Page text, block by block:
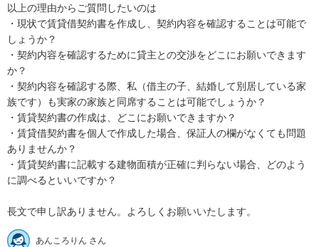
以上の理由からご質問したいのは
・現状で賃貸借契約書を作成し、契約内容を確認することは可能で
しょうか？
・契約内容を確認するために貸主との交渉をどこにお願いできます
か？
・契約内容を確認する際、私（借主の子、結婚して別居している家
族です）も実家の家族と同席することは可能でしょうか？
・賃貸契約書の作成は、どこにお願いできますか？
・賃貸借契約書を個人で作成した場合、保証人の欄がなくても問題
ありませんか？
・賃貸契約書に記載する建物面積が正確に判らない場合、どのよう
に調べるといいですか？
長文で申し訳ありません。よろしくお願いいたします。
あんころりん さん